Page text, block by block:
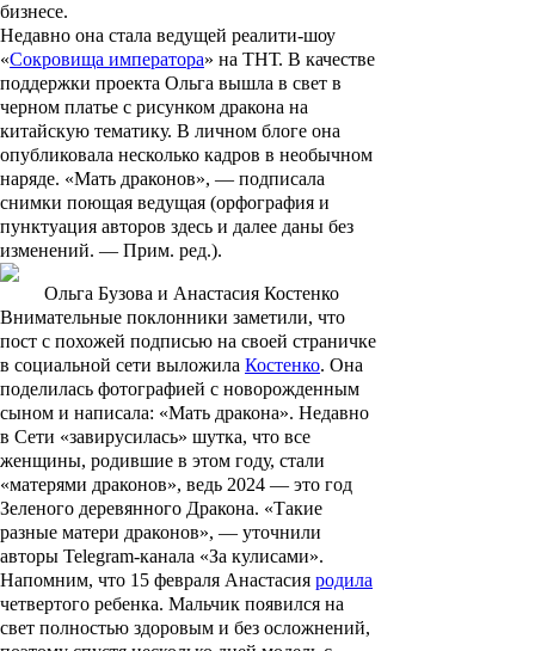
бизнесе.
Недавно она стала ведущей реалити-шоу
«Сокровища императора» на ТНТ. В качестве
поддержки проекта Ольга вышла в свет в
черном платье с рисунком дракона на
китайскую тематику. В личном блоге она
опубликовала несколько кадров в необычном
наряде. «Мать драконов», — подписала
снимки поющая ведущая (орфография и
пунктуация авторов здесь и далее даны без
изменений. — Прим. ред.).
Ольга Бузова и Анастасия Костенко
Внимательные поклонники заметили, что
пост с похожей подписью на своей страничке
в социальной сети выложила Костенко. Она
поделилась фотографией с новорожденным
сыном и написала: «Мать дракона». Недавно
в Сети «завирусилась» шутка, что все
женщины, родившие в этом году, стали
«матерями драконов», ведь 2024 — это год
Зеленого деревянного Дракона. «Такие
разные матери драконов», — уточнили
авторы Telegram-канала «За кулисами».
Напомним, что 15 февраля Анастасия родила
четвертого ребенка. Мальчик появился на
свет полностью здоровым и без осложнений,